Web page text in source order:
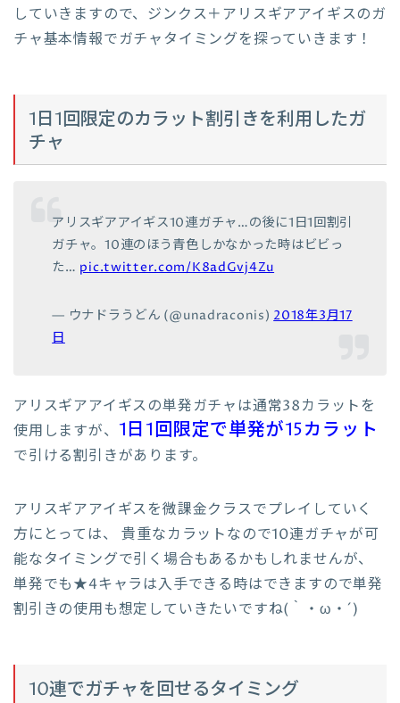
していきますので、ジンクス＋アリスギアアイギスのガ
チャ基本情報でガチャタイミングを探っていきます！
1日1回限定のカラット割引きを利用したガ
チャ
アリスギアアイギス10連ガチャ…の後に1日1回割引
ガチャ。10連のほう青色しかなかった時はビビっ
た… pic.twitter.com/K8adGvj4Zu
— ウナドラうどん (@unadraconis) 2018年3月17
日
アリスギアアイギスの単発ガチャは通常38カラットを
使用しますが、 1日1回限定で単発が15カラット
で引ける割引きがあります。
アリスギアアイギスを微課金クラスでプレイしていく
方にとっては、 貴重なカラットなので10連ガチャが可
能なタイミングで引く場合もあるかもしれませんが、
単発でも★4キャラは入手できる時はできますので単発
割引きの使用も想定していきたいですね(｀・ω・´)
10連でガチャを回せるタイミング